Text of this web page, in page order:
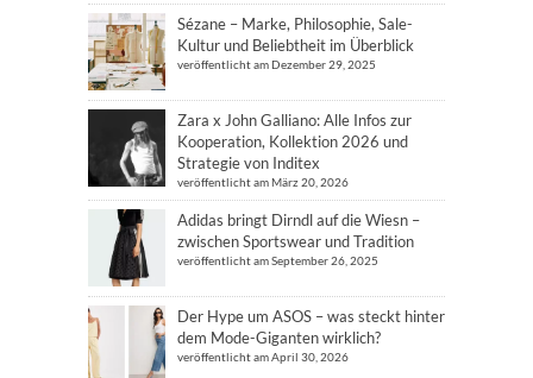
Sézane – Marke, Philosophie, Sale-
Kultur und Beliebtheit im Überblick
veröffentlicht am Dezember 29, 2025
Zara x John Galliano: Alle Infos zur
Kooperation, Kollektion 2026 und
Strategie von Inditex
veröffentlicht am März 20, 2026
Adidas bringt Dirndl auf die Wiesn –
zwischen Sportswear und Tradition
veröffentlicht am September 26, 2025
Der Hype um ASOS – was steckt hinter
dem Mode-Giganten wirklich?
veröffentlicht am April 30, 2026